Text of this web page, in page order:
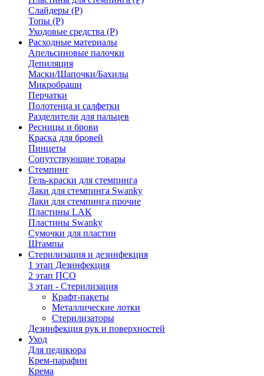
Слайдеры (Р)
Топы (Р)
Уходовые средства (Р)
Расходные материалы
Апельсиновые палочки
Депиляция
Маски/Шапочки/Бахилы
Микробраши
Перчатки
Полотенца и салфетки
Разделители для пальцев
Ресницы и брови
Краска для бровей
Пинцеты
Сопутствующие товары
Стемпинг
Гель-краски для стемпинга
Лаки для стемпинга Swanky
Лаки для стемпинга прочие
Пластины LAK
Пластины Swanky
Сумочки для пластин
Штампы
Стерилизация и дезинфекция
1 этап Дезинфекция
2 этап ПСО
3 этап - Стерилизация
Крафт-пакеты
Металлические лотки
Стерилизаторы
Дезинфекция рук и поверхностей
Уход
Для педикюра
Крем-парафин
Крема